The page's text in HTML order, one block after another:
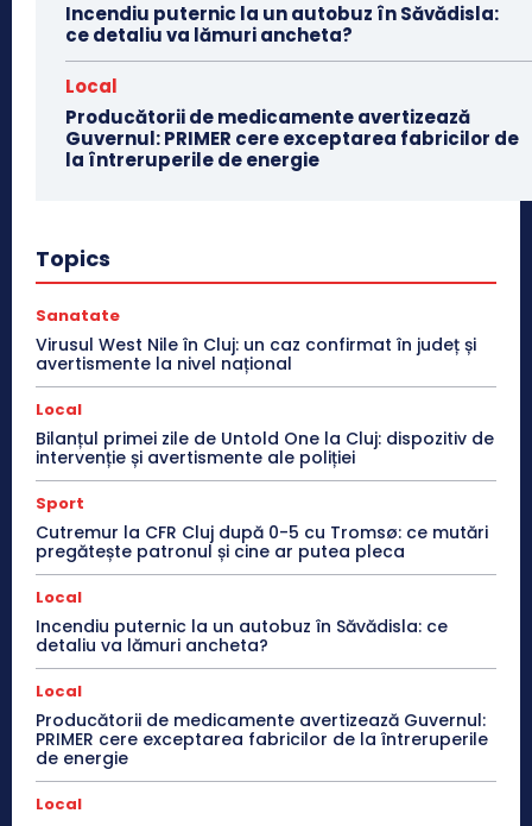
Incendiu puternic la un autobuz în Săvădisla:
ce detaliu va lămuri ancheta?
Local
Producătorii de medicamente avertizează
Guvernul: PRIMER cere exceptarea fabricilor de
la întreruperile de energie
Topics
Sanatate
Virusul West Nile în Cluj: un caz confirmat în județ și
avertismente la nivel național
Local
Bilanțul primei zile de Untold One la Cluj: dispozitiv de
intervenție și avertismente ale poliției
Sport
Cutremur la CFR Cluj după 0-5 cu Tromsø: ce mutări
pregătește patronul și cine ar putea pleca
Local
Incendiu puternic la un autobuz în Săvădisla: ce
detaliu va lămuri ancheta?
Local
Producătorii de medicamente avertizează Guvernul:
PRIMER cere exceptarea fabricilor de la întreruperile
de energie
Local